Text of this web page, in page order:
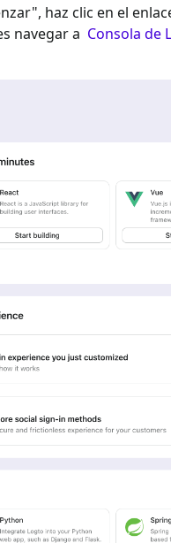
haz clic en el
navegar a Consola de